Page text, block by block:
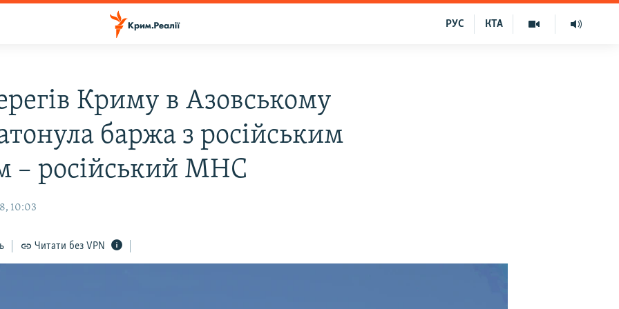
КТА
РУС
Криму в Азовському
баржа з російським
– російський МНС
10:03
Читати без VPN